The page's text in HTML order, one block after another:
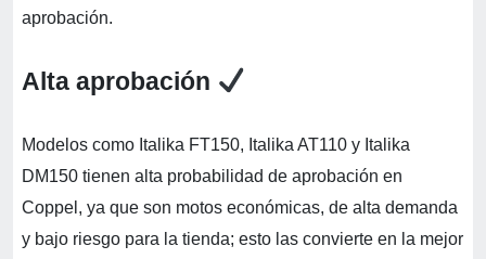
aprobación.
Alta aprobación
Modelos como Italika FT150, Italika AT110 y Italika
DM150 tienen alta probabilidad de aprobación en
Coppel, ya que son motos económicas, de alta demanda
y bajo riesgo para la tienda; esto las convierte en la mejor